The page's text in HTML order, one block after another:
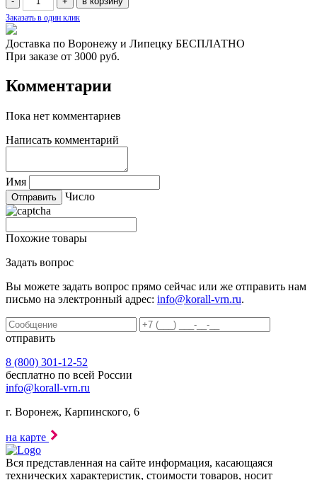
Заказать в один клик
Доставка по Воронежу и Липецку БЕСПЛАТНО
При заказе от 3000 руб.
Комментарии
Пока нет комментариев
Написать комментарий
Имя
Число
Похожие товары
Задать вопрос
Вы можете задать вопрос прямо сейчас или же отправить нам
письмо на электронный адрес: info@korall-vrn.ru.
отправить
8 (800) 301-12-52
бесплатно по всей России
info@korall-vrn.ru
г. Воронеж, Карпинского, 6
на карте
Вся представленная на сайте информация, касающаяся
технических характеристик, стоимости товаров, носит